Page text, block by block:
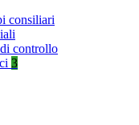
consiliari
controllo
3